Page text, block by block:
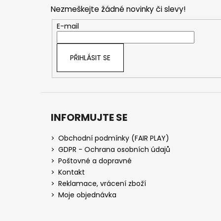
Nezmeškejte žádné novinky či slevy!
E-mail
PŘIHLÁSIT SE
INFORMUJTE SE
Obchodní podmínky (FAIR PLAY)
GDPR - Ochrana osobních údajů
Poštovné a dopravné
Kontakt
Reklamace, vrácení zboží
Moje objednávka